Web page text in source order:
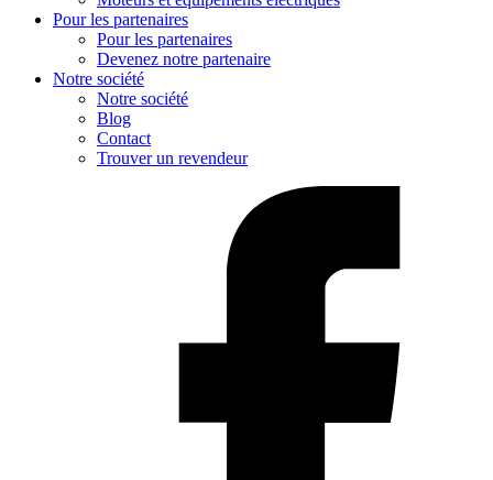
Pour les partenaires
Pour les partenaires
Devenez notre partenaire
Notre société
Notre société
Blog
Contact
Trouver un revendeur